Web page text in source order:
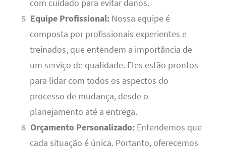
com cuidado para evitar danos.
Equipe Profissional: Nossa equipe é
composta por profissionais experientes e
treinados, que entendem a importância de
um serviço de qualidade. Eles estão prontos
para lidar com todos os aspectos do
processo de mudança, desde o
planejamento até a entrega.
Orçamento Personalizado: Entendemos que
cada situação é única. Portanto, oferecemos